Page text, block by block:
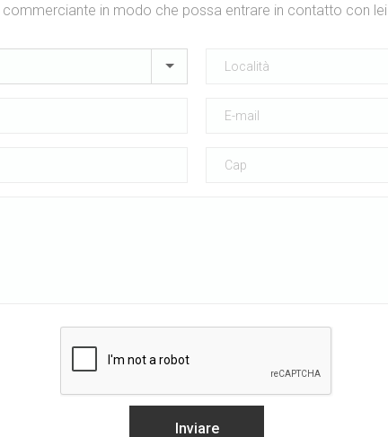
commerciante in modo che possa entrare in contatto con lei.